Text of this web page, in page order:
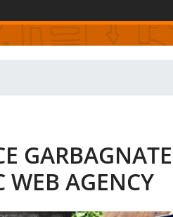
GARBAGNATE
AGENCY